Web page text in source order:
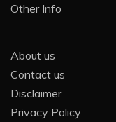
Other Info
About us
Contact us
Disclaimer
Privacy Policy